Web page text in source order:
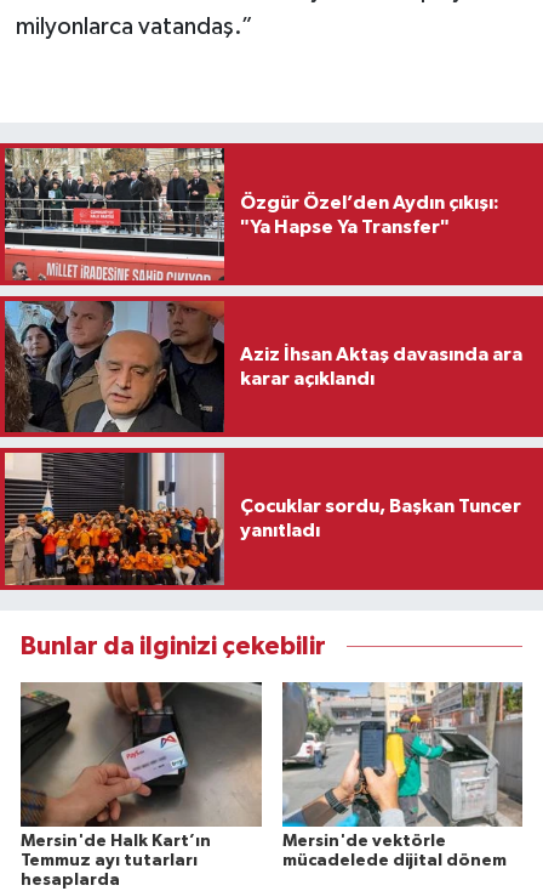
milyonlarca vatandaş.”
Özgür Özel’den Aydın çıkışı:
"Ya Hapse Ya Transfer"
Aziz İhsan Aktaş davasında ara
karar açıklandı
Çocuklar sordu, Başkan Tuncer
yanıtladı
Bunlar da ilginizi çekebilir
Mersin'de Halk Kart’ın
Temmuz ayı tutarları
hesaplarda
Mersin'de vektörle
mücadelede dijital dönem